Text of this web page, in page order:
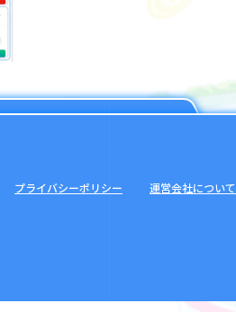
プライバシーポリシー 運営会社について